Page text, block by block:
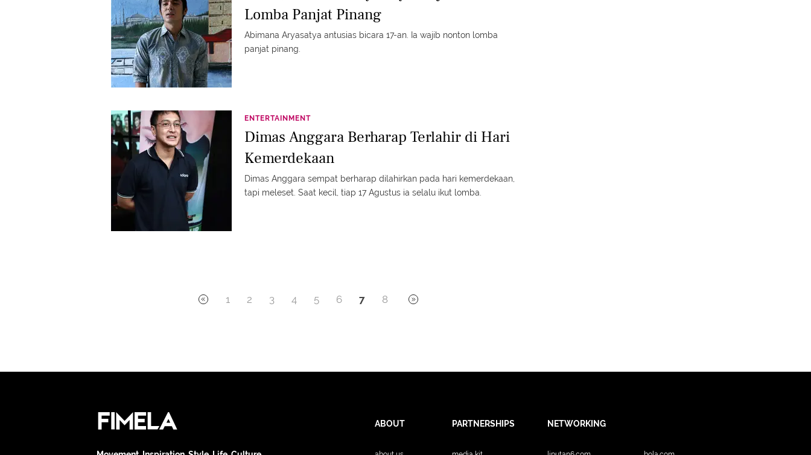
Lomba Panjat Pinang
Abimana Aryasatya antusias bicara 17-an. Ia wajib nonton lomba
panjat pinang.
ENTERTAINMENT
Dimas Anggara Berharap Terlahir di Hari
Kemerdekaan
Dimas Anggara sempat berharap dilahirkan pada hari kemerdekaan,
tapi meleset. Saat kecil, tiap 17 Agustus ia selalu ikut lomba.
1 2 3 4 5 6 7 8
ABOUT PARTNERSHIPS NETWORKING